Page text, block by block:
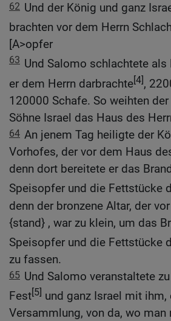
62 Und der König und ganz
brachten vor dem Herrn
[A>opfer
63 Und Salomo schlachtete
er dem Herrn darbrachte[4],
120000 Schafe. So weihten
Söhne Israel das Haus des
64 An jenem Tag heiligte der
Vorhofes, der vor dem Haus
denn dort bereitete er das
Speisopfer und die Fettstücke
denn der bronzene Altar, der
{stand} , war zu klein, um das
Speisopfer und die Fettstücke
zu fassen.
65 Und Salomo veranstaltete
Fest[5] und ganz Israel mit ihm,
Versammlung, von da, wo man